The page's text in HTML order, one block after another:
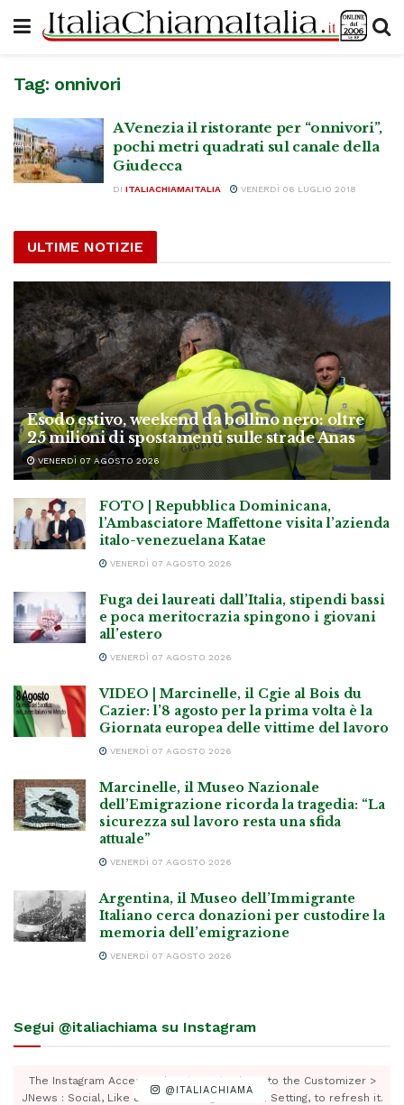
Tag: onnivori
A Venezia il ristorante per “onnivori”,
pochi metri quadrati sul canale della
Giudecca
DI ITALIACHIAMAITALIA VENERDÌ 06 LUGLIO 2018
ULTIME NOTIZIE
Esodo estivo, weekend da bollino nero: oltre
25 milioni di spostamenti sulle strade Anas
VENERDÌ 07 AGOSTO 2026
FOTO | Repubblica Dominicana,
l’Ambasciatore Maffettone visita l’azienda
italo-venezuelana Katae
VENERDÌ 07 AGOSTO 2026
Fuga dei laureati dall’Italia, stipendi bassi
e poca meritocrazia spingono i giovani
all’estero
VENERDÌ 07 AGOSTO 2026
VIDEO | Marcinelle, il Cgie al Bois du
Cazier: l’8 agosto per la prima volta è la
Giornata europea delle vittime del lavoro
VENERDÌ 07 AGOSTO 2026
Marcinelle, il Museo Nazionale
dell’Emigrazione ricorda la tragedia: “La
sicurezza sul lavoro resta una sfida
attuale”
VENERDÌ 07 AGOSTO 2026
Argentina, il Museo dell’Immigrante
Italiano cerca donazioni per custodire la
memoria dell’emigrazione
VENERDÌ 07 AGOSTO 2026
Segui @italiachiama su Instagram
@ITALIACHIAMA
The Instagram Access Token is expired, Go to the Customizer >
JNews : Social, Like & View > Instagram Feed Setting, to refresh it.